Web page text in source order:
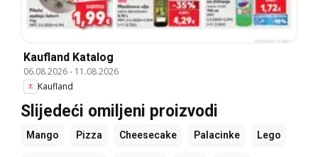
Kaufland Katalog
06.08.2026- 11.08.2026
Kaufland
Slijedeći omiljeni proizvodi
Mango Pizza Cheesecake Palacinke Lego